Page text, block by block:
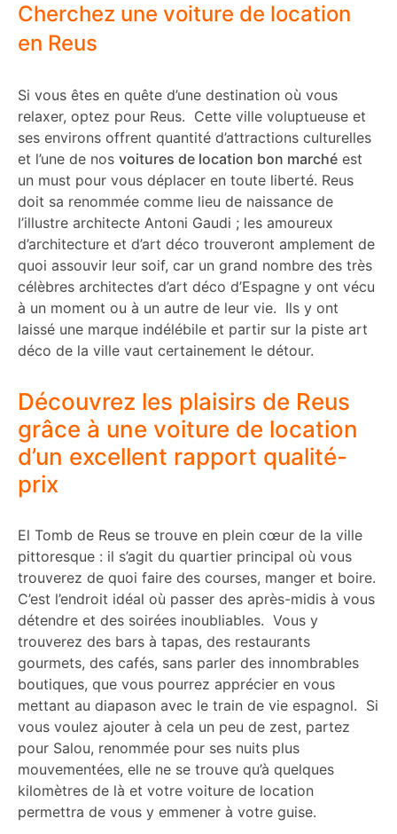
Cherchez une voiture de location
en Reus
Si vous êtes en quête d’une destination où vous
relaxer, optez pour Reus. Cette ville voluptueuse et
ses environs offrent quantité d’attractions culturelles
et l’une de nos voitures de location bon marché est
un must pour vous déplacer en toute liberté. Reus
doit sa renommée comme lieu de naissance de
l’illustre architecte Antoni Gaudi ; les amoureux
d’architecture et d’art déco trouveront amplement de
quoi assouvir leur soif, car un grand nombre des très
célèbres architectes d’art déco d’Espagne y ont vécu
à un moment ou à un autre de leur vie. Ils y ont
laissé une marque indélébile et partir sur la piste art
déco de la ville vaut certainement le détour.
Découvrez les plaisirs de Reus
grâce à une voiture de location
d’un excellent rapport qualité-
prix
El Tomb de Reus se trouve en plein cœur de la ville
pittoresque : il s’agit du quartier principal où vous
trouverez de quoi faire des courses, manger et boire.
C’est l’endroit idéal où passer des après-midis à vous
détendre et des soirées inoubliables. Vous y
trouverez des bars à tapas, des restaurants
gourmets, des cafés, sans parler des innombrables
boutiques, que vous pourrez apprécier en vous
mettant au diapason avec le train de vie espagnol. Si
vous voulez ajouter à cela un peu de zest, partez
pour Salou, renommée pour ses nuits plus
mouvementées, elle ne se trouve qu’à quelques
kilomètres de là et votre voiture de location
permettra de vous y emmener à votre guise.